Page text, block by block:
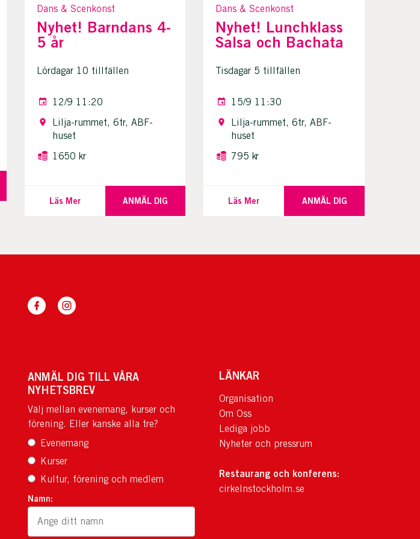
Dans & Scenkonst
Nyhet! Barndans 4-
5 år
Lördagar 10 tillfällen
12/9 11:20
Lilja-rummet, 6tr, ABF-
huset
1650 kr
Läs Mer ANMÄL DIG
Dans & Scenkonst
Nyhet! Lunchklass
Salsa och Bachata
Tisdagar 5 tillfällen
15/9 11:30
Lilja-rummet, 6tr, ABF-
huset
795 kr
Läs Mer ANMÄL DIG
ANMÄL DIG TILL VÅRA
NYHETSBREV
Välj mellan evenemang, kurser och
förening. Eller kanske alla tre?
Evenemang
Kurser
Kultur, förening och medlem
Namn:
LÄNKAR
Organisation
Om Oss
Lediga jobb
Nyheter och pressrum
Restaurang och konferens:
cirkelnstockholm.se